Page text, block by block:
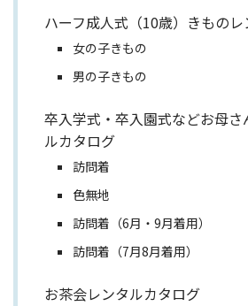
ハーフ成人式（10歳）きもの
女の子きもの
男の子きもの
卒入学式・卒入園式などお母さ
ルカタログ
訪問着
色無地
訪問着（6月・9月着用）
訪問着（7月8月着用）
お茶会レンタルカタログ